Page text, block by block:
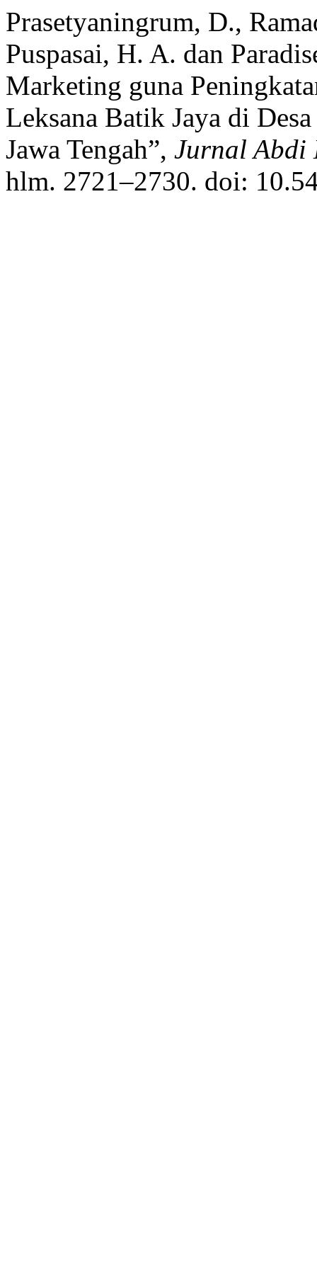
Prasetyaningrum, D.,
Puspasai, H. A. dan
Marketing guna
Leksana Batik Jaya di
Jawa Tengah”, Jurnal Abdi
hlm. 2721–2730. doi: